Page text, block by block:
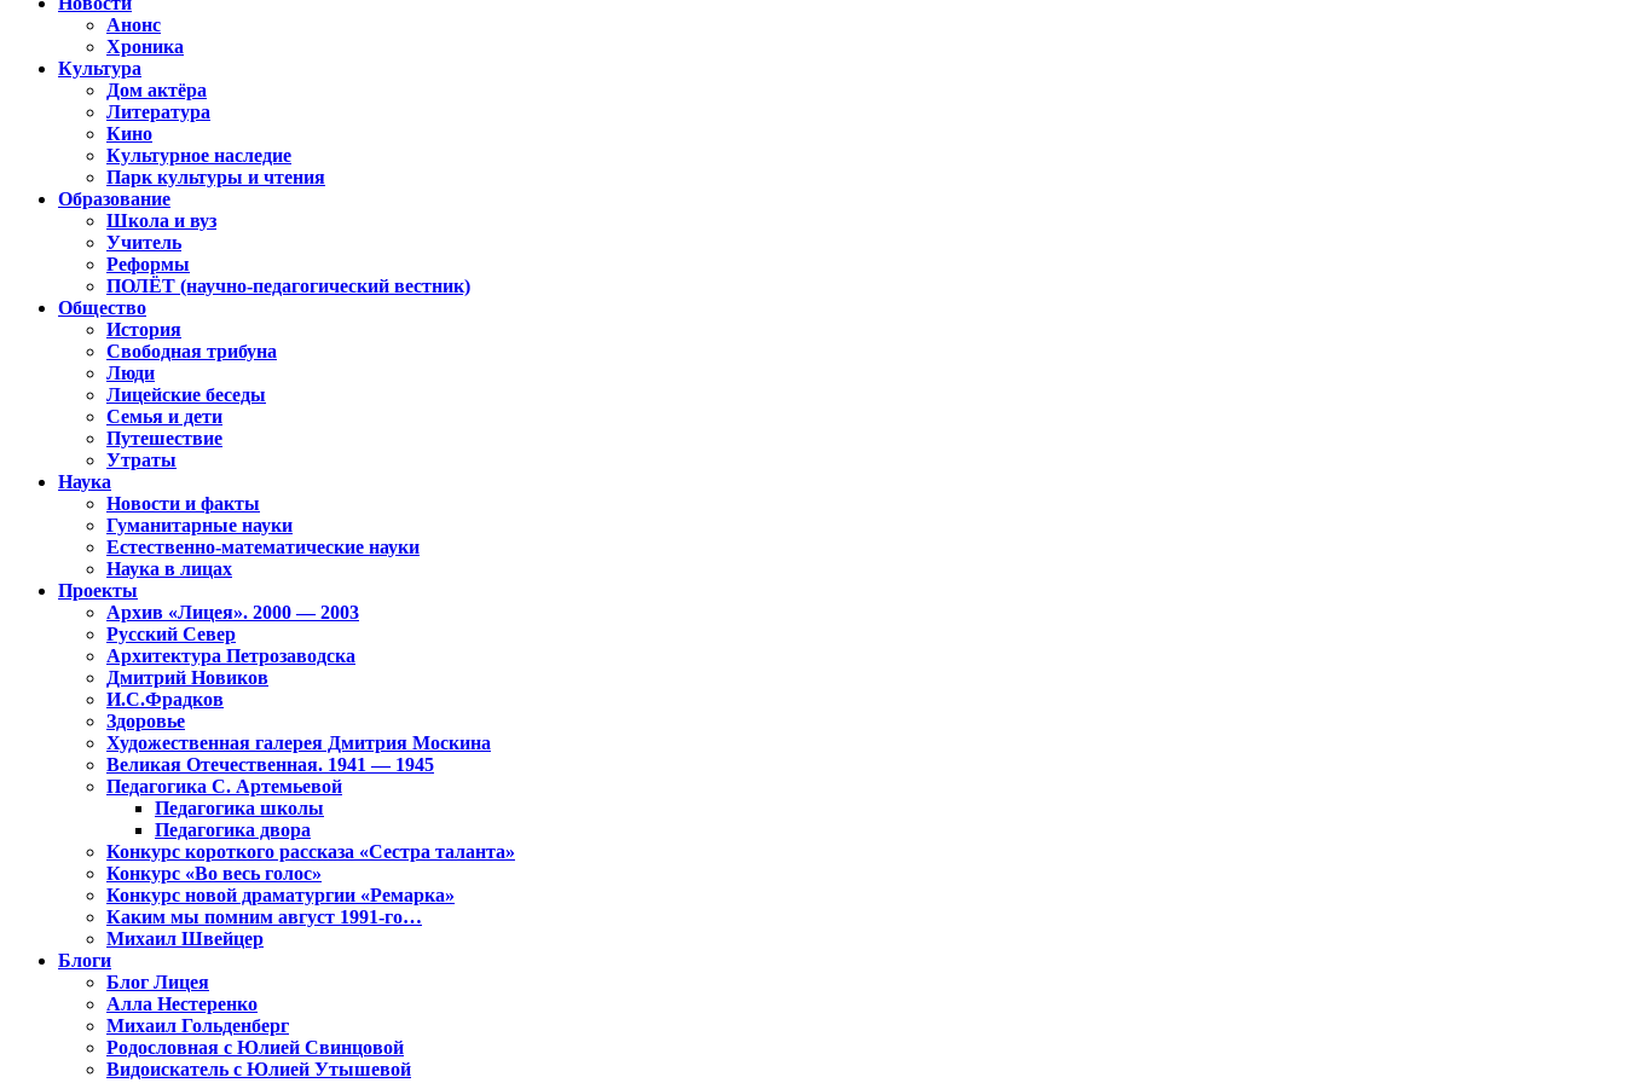
Анонс
Хроника
Культура
Дом актёра
Литература
Кино
Культурное наследие
Парк культуры и чтения
Образование
Школа и вуз
Учитель
Реформы
ПОЛЁТ (научно-педагогический вестник)
Общество
История
Свободная трибуна
Люди
Лицейские беседы
Семья и дети
Путешествие
Утраты
Наука
Новости и факты
Гуманитарные науки
Естественно-математические науки
Наука в лицах
Проекты
Архив «Лицея». 2000 — 2003
Русский Север
Архитектура Петрозаводска
Дмитрий Новиков
И.С.Фрадков
Здоровье
Художественная галерея Дмитрия Москина
Великая Отечественная. 1941 — 1945
Педагогика С. Артемьевой
Педагогика школы
Педагогика двора
Конкурс короткого рассказа «Сестра таланта»
Конкурс «Во весь голос»
Конкурс новой драматургии «Ремарка»
Каким мы помним август 1991-го…
Михаил Швейцер
Блоги
Блог Лицея
Алла Нестеренко
Михаил Гольденберг
Родословная с Юлией Свинцовой
Видоискатель с Юлией Утышевой